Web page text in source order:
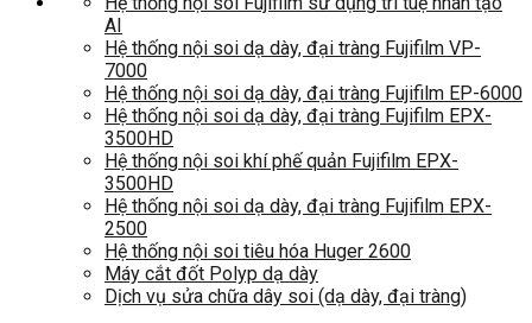
AI
Hệ thống nội soi dạ dày, đại tràng Fujifilm VP-
7000
Hệ thống nội soi dạ dày, đại tràng Fujifilm EP-6000
Hệ thống nội soi dạ dày, đại tràng Fujifilm EPX-
3500HD
Hệ thống nội soi khí phế quản Fujifilm EPX-
3500HD
Hệ thống nội soi dạ dày, đại tràng Fujifilm EPX-
2500
Hệ thống nội soi tiêu hóa Huger 2600
Máy cắt đốt Polyp dạ dày
Dịch vụ sửa chữa dây soi (dạ dày, đại tràng)